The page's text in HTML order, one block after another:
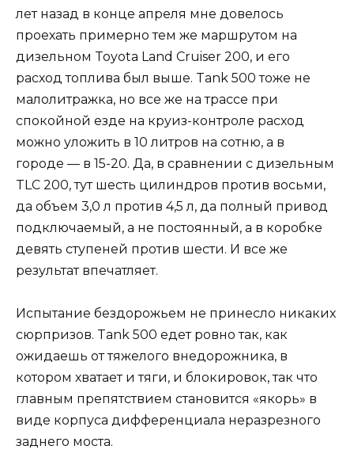
лет назад в конце апреля мне довелось
проехать примерно тем же маршрутом на
дизельном Toyota Land Cruiser 200, и его
расход топлива был выше. Tank 500 тоже не
малолитражка, но все же на трассе при
спокойной езде на круиз-контроле расход
можно уложить в 10 литров на сотню, а в
городе — в 15-20. Да, в сравнении с дизельным
TLC 200, тут шесть цилиндров против восьми,
да объем 3,0 л против 4,5 л, да полный привод
подключаемый, а не постоянный, а в коробке
девять ступеней против шести. И все же
результат впечатляет.
Испытание бездорожьем не принесло никаких
сюрпризов. Tank 500 едет ровно так, как
ожидаешь от тяжелого внедорожника, в
котором хватает и тяги, и блокировок, так что
главным препятствием становится «якорь» в
виде корпуса дифференциала неразрезного
заднего моста.